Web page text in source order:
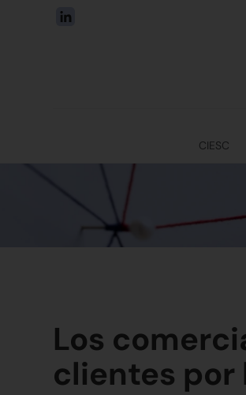
CIESC
Los
clientes por